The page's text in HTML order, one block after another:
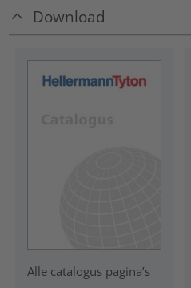
Download
Alle catalogus pagina’s